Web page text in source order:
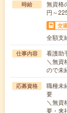
時給
無資格
円～
交
全額支
仕事内容
看護助
＼無資
ので未
応募資格
職種未
要
＼無資
要・来